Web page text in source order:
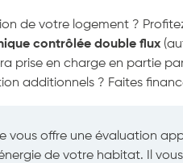
de votre logement ?
contrôlée double flux
prise en charge en partie
additionnels ? Faites
vous offre une évaluation
de votre habitat. Il